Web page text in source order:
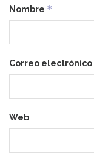
Nombre *
Correo electrónico
Web